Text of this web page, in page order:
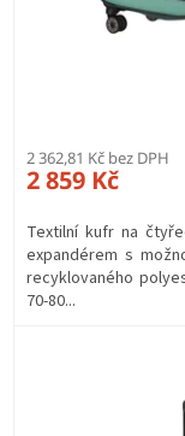
2 362,81 Kč bez DPH
2 859 Kč
Textilní kufr na
expandérem s
recyklovaného
70-80...